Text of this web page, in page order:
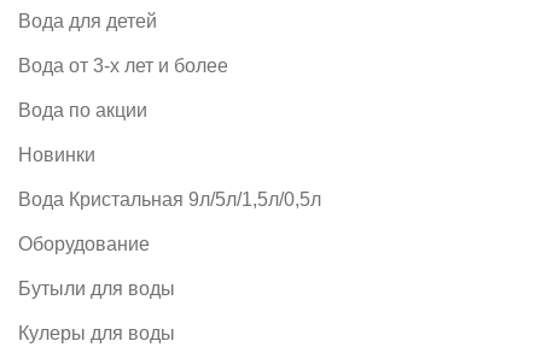
Вода для детей
Вода от 3-х лет и более
Вода по акции
Новинки
Вода Кристальная 9л/5л/1,5л/0,5л
Оборудование
Бутыли для воды
Кулеры для воды